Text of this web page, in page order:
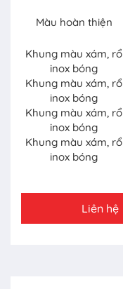
Màu hoàn thiện
Khung màu xám, rổ
inox bóng
Khung màu xám, rổ
inox bóng
Khung màu xám, rổ
inox bóng
Khung màu xám, rổ
inox bóng
Liên hệ